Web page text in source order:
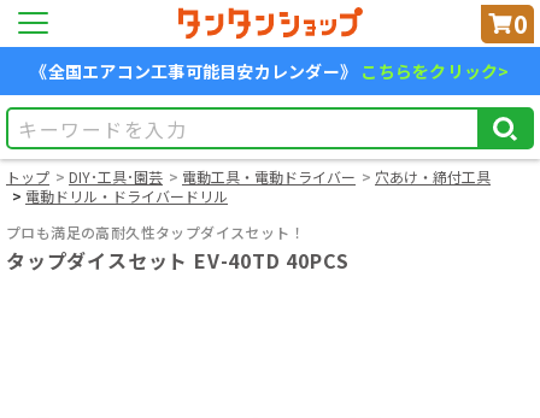
0
《全国エアコン工事可能目安カレンダー》 こちらをクリック>
トップ DIY･工具･園芸 電動工具・電動ドライバー
穴あけ・締付工具
電動ドリル・ドライバードリル
プロも満足の高耐久性タップダイスセット！
タップダイスセット EV-40TD 40PCS